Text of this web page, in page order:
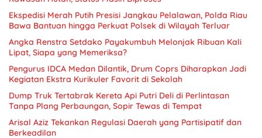
Ekspedisi Merah Putih Presisi Jangkau Pelalawan, Polda Riau
Bawa Bantuan hingga Perkuat Polsek di Wilayah Terluar
Angka Renstra Setdako Payakumbuh Melonjak Ribuan Kali
Lipat, Siapa yang Memeriksa?
Pengurus IDCA Medan Dilantik, Drum Coprs Diharapkan Jadi
Kegiatan Ekstra Kurikuler Favorit di Sekolah
Dump Truk Tertabrak Kereta Api Putri Deli di Perlintasan
Tanpa Plang Perbaungan, Sopir Tewas di Tempat
Arisal Aziz Tekankan Regulasi Daerah yang Partisipatif dan
Berkeadilan